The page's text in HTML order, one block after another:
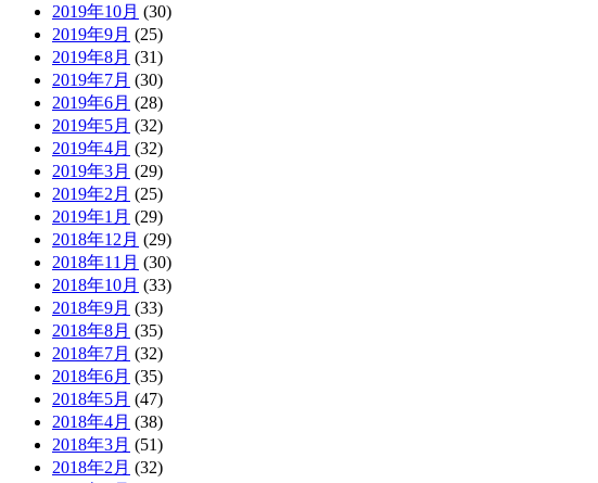
2019年10月 (30)
2019年9月 (25)
2019年8月 (31)
2019年7月 (30)
2019年6月 (28)
2019年5月 (32)
2019年4月 (32)
2019年3月 (29)
2019年2月 (25)
2019年1月 (29)
2018年12月 (29)
2018年11月 (30)
2018年10月 (33)
2018年9月 (33)
2018年8月 (35)
2018年7月 (32)
2018年6月 (35)
2018年5月 (47)
2018年4月 (38)
2018年3月 (51)
2018年2月 (32)